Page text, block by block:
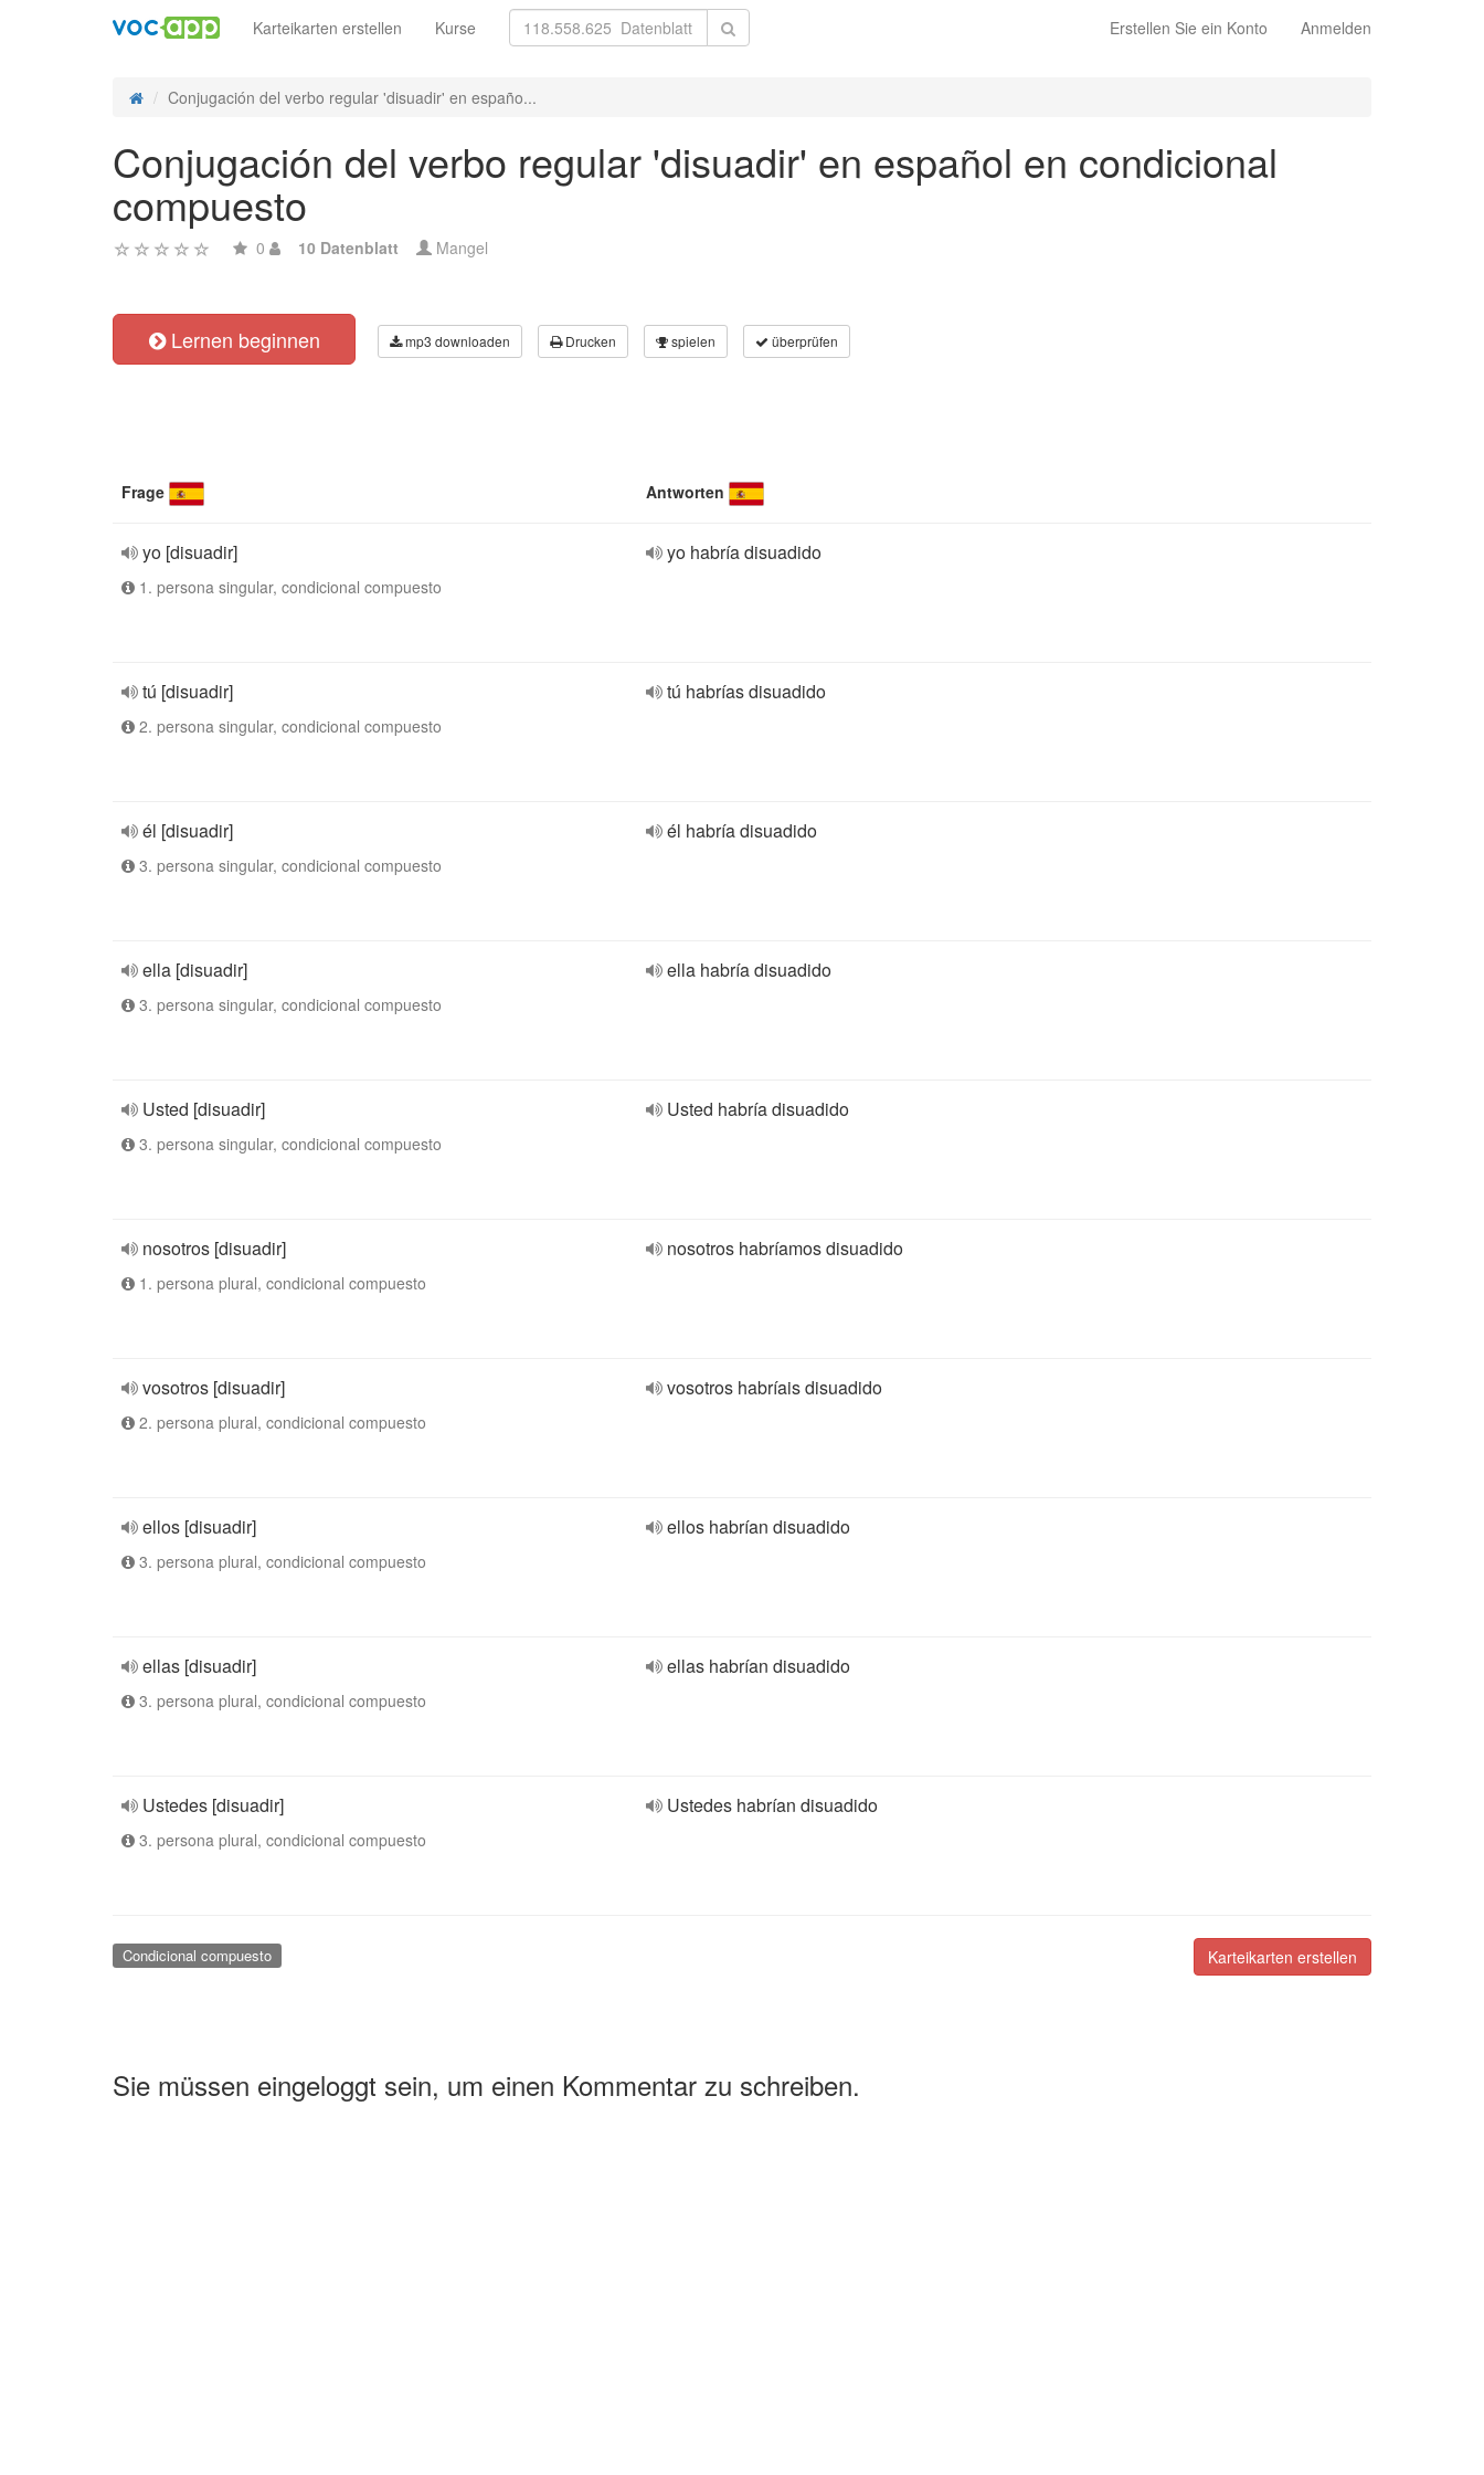
Erstellen Sie ein Konto Anmelden
Karteikarten erstellen Kurse
Conjugación del verbo regular 'disuadir' en españo...
Conjugación del verbo regular 'disuadir' en español en condicional
compuesto
0 10 Datenblatt Mangel
Lernen beginnen mp3 downloaden Drucken spielen überprüfen
Frage Antworten
yo [disuadir]
1. persona singular, condicional compuesto
yo habría disuadido
tú [disuadir]
2. persona singular, condicional compuesto
tú habrías disuadido
él [disuadir]
3. persona singular, condicional compuesto
él habría disuadido
ella [disuadir]
3. persona singular, condicional compuesto
ella habría disuadido
Usted [disuadir]
3. persona singular, condicional compuesto
Usted habría disuadido
nosotros [disuadir]
1. persona plural, condicional compuesto
nosotros habríamos disuadido
vosotros [disuadir]
2. persona plural, condicional compuesto
vosotros habríais disuadido
ellos [disuadir]
3. persona plural, condicional compuesto
ellos habrían disuadido
ellas [disuadir]
3. persona plural, condicional compuesto
ellas habrían disuadido
Ustedes [disuadir]
3. persona plural, condicional compuesto
Ustedes habrían disuadido
Karteikarten erstellen
Condicional compuesto
Sie müssen eingeloggt sein, um einen Kommentar zu schreiben.